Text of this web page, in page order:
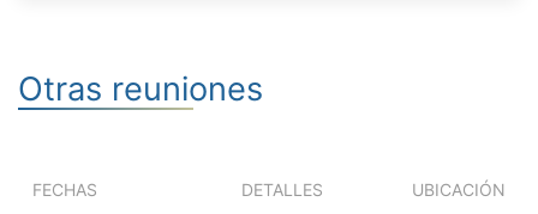
Otras reuniones
FECHAS DETALLES UBICACIÓN